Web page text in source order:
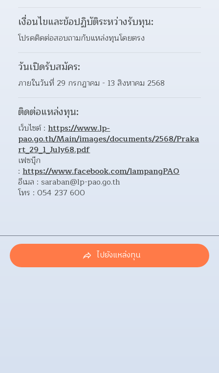
เงื่อนไขและข้อปฏิบัติระหว่างรับทุน:
โปรดติดต่อสอบถามกับแหล่งทุนโดยตรง
วันเปิดรับสมัคร:
ภายในวันที่ 29 กรกฏาคม - 13 สิงหาคม 2568
ติดต่อแหล่งทุน:
เว็บไซต์ : https://www.lp-
pao.go.th/Main/images/documents/2568/Praka
rt_29_1_July68.pdf
เฟซบุ๊ก
: https://www.facebook.com/lampangPAO
อีเมล : saraban@lp-pao.go.th
โทร : 054 237 600
ไปยังแหล่งทุน